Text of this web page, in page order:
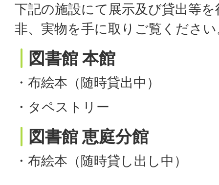
下記の施設にて展示及び貸出等
非、実物を手に取りご覧くださ
図書館 本館
・布絵本（随時貸出中）
・タペストリー
図書館 恵庭分館
・布絵本（随時貸し出し中）